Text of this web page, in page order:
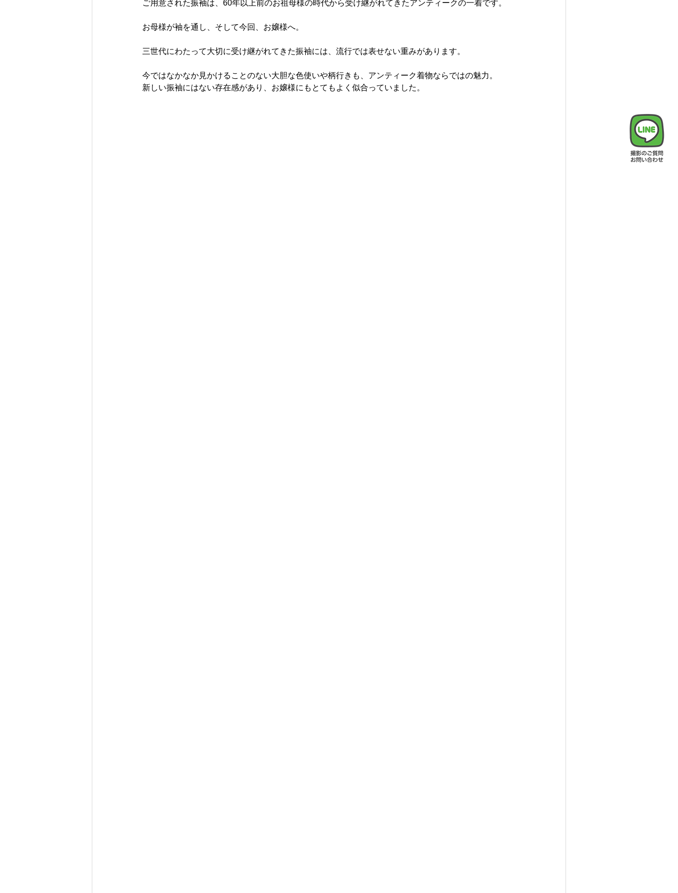
ご用意された振袖は、60年以上前のお祖母様の時代から受け継がれてきたアンティークの一着です。
お母様が袖を通し、そして今回、お嬢様へ。
三世代にわたって大切に受け継がれてきた振袖には、流行では表せない重みがあります。
今ではなかなか見かけることのない大胆な色使いや柄行きも、アンティーク着物ならではの魅力。
新しい振袖にはない存在感があり、お嬢様にもとてもよく似合っていました。